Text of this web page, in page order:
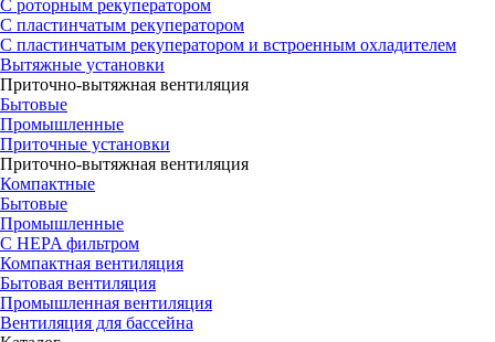
С роторным рекуператором
С пластинчатым рекуператором
С пластинчатым рекуператором и встроенным охладителем
Вытяжные установки
Приточно-вытяжная вентиляция
Бытовые
Промышленные
Приточные установки
Приточно-вытяжная вентиляция
Компактные
Бытовые
Промышленные
С HEPA фильтром
Компактная вентиляция
Бытовая вентиляция
Промышленная вентиляция
Вентиляция для бассейна